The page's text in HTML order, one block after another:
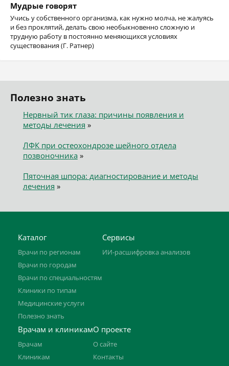
Мудрые говорят
Учись у собственного организма, как нужно молча, не жалуясь
и без проклятий, делать свою необыкновенно сложную и
трудную работу в постоянно меняющихся условиях
существования (Г. Ратнер)
Полезно знать
Нервный тик глаза: причины появления и
методы лечения »
ЛФК при остеохондрозе шейного отдела
позвоночника»
Пяточная шпора: диагностирование и методы
лечения »
Каталог
Врачи по регионам
Врачи по городам
Врачи по специальностям
Клиники по типам
Медицинские услуги
Полезно знать
Сервисы
ИИ-расшифровка анализов
Врачам и клиникам
Врачам
Клиникам
О проекте
О сайте
Контакты